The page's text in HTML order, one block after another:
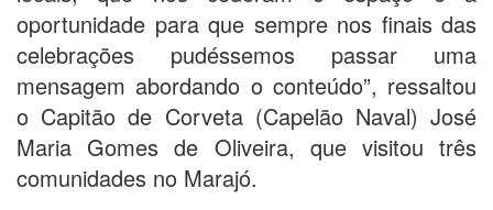
oportunidade para que sempre nos finais das
celebrações pudéssemos passar uma
mensagem abordando o conteúdo”, ressaltou
o Capitão de Corveta (Capelão Naval) José
Maria Gomes de Oliveira, que visitou três
comunidades no Marajó.